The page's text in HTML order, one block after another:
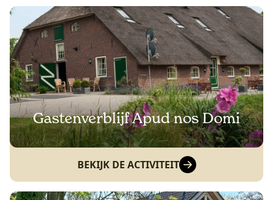
Gastenverblijf Apud nos Domi
BEKIJK DE ACTIVITEIT